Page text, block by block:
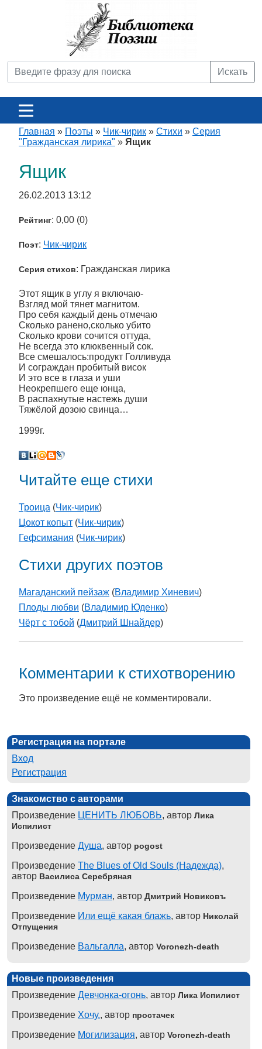
Искать
Главная » Поэты » Чик-чирик » Стихи » Серия
"Гражданская лирика" » Ящик
Ящик
26.02.2013 13:12
Рейтинг: 0,00 (0)
Поэт: Чик-чирик
Серия стихов: Гражданская лирика
Этот ящик в углу я включаю-
Взгляд мой тянет магнитом.
Про себя каждый день отмечаю
Сколько ранено,сколько убито
Сколько крови сочится оттуда,
Не всегда это клюквенный сок.
Все смешалось:продукт Голливуда
И сограждан пробитый висок
И это все в глаза и уши
Неокрепшего еще юнца,
В распахнутые настежь души
Тяжёлой дозою свинца…
1999г.
Читайте еще стихи
Троица (Чик-чирик)
Цокот копыт (Чик-чирик)
Гефсимания (Чик-чирик)
Стихи других поэтов
Магаданский пейзаж (Владимир Хиневич)
Плоды любви (Владимир Юденко)
Чёрт с тобой (Дмитрий Шнайдер)
Комментарии к стихотворению
Это произведение ещё не комментировали.
Регистрация на портале
Вход
Регистрация
Знакомство с авторами
Произведение ЦЕНИТЬ ЛЮБОВЬ, автор Лика
Испилист
Произведение Душа, автор pogost
Произведение The Blues of Old Souls (Надежда),
автор Василиса Серебряная
Произведение Мурман, автор Дмитрий Новиковъ
Произведение Или ещё какая блажь, автор Николай
Отпущения
Произведение Вальгалла, автор Voronezh-death
Новые произведения
Произведение Девчонка-огонь, автор Лика Испилист
Произведение Хочу., автор простачек
Произведение Могилизация, автор Voronezh-death